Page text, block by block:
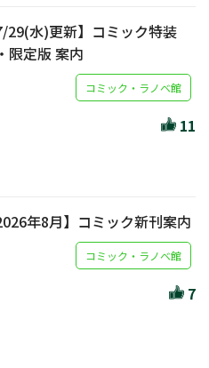
29(水)更新】コミック特装
限定版 案内
コミック・ラノベ館
11
年8月】コミック新刊案内
コミック・ラノベ館
7